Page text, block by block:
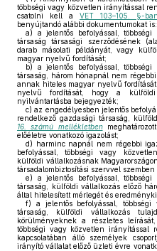
többségi vagy közvetlen irányítással
csatolni kell a VET 103–105. §-ban
benyújtandó alábbi dokumentumokat is:
a) a jelentős befolyással,
társaság társasági szerződésének
darab másolati példányát, vagy
magyar nyelvű fordítását;
b) a jelentős befolyással,
társaság, három hónapnál nem
annak hiteles magyar nyelvű
nyelvű fordítását, hogy a
nyilvántartásba bejegyezték;
c) az engedélyesben jelentős
rendelkező gazdasági társaság,
16. számú mellékletben
előéletre vonatkozó igazolást;
d) harminc napnál nem régebbi
befolyással, többségi vagy
külföldi vállalkozásnak
társadalombiztosítási szervvel szemben
e) a jelentős befolyással,
társaság, külföldi vállalkozás előző
által hitelesített mérlegét és
f) a jelentős befolyással,
társaság, külföldi vállalkozás
körülményeknek a részletes
többségi vagy közvetlen irányítással
kapcsolatában álló személyek
irányító vállalat előző üzleti évre